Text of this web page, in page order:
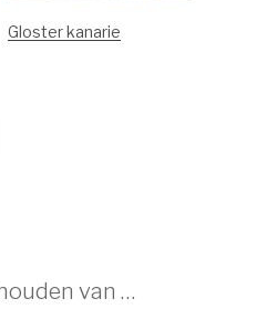
Gloster kanarie
van …